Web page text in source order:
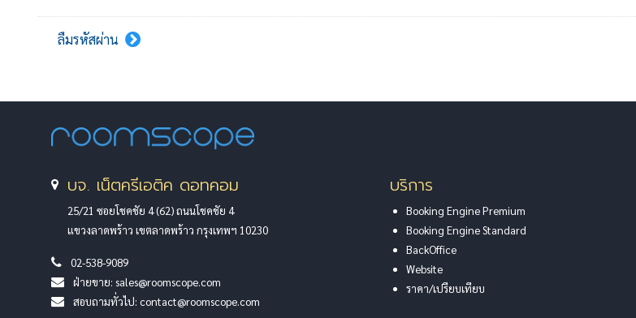
ลืมรหัสผ่าน
บจ. เน็ตครีเอติค ดอทคอม
25/21 ซอยโชคชัย 4 (62) ถนนโชคชัย 4
แขวงลาดพร้าว เขตลาดพร้าว กรุงเทพฯ 10230
02-538-9089
ฝ่ายขาย: sales@roomscope.com
สอบถามทั่วไป: contact@roomscope.com
บริการ
Booking Engine Premium
Booking Engine Standard
BackOffice
Website
ราคา/เปรียบเทียบ